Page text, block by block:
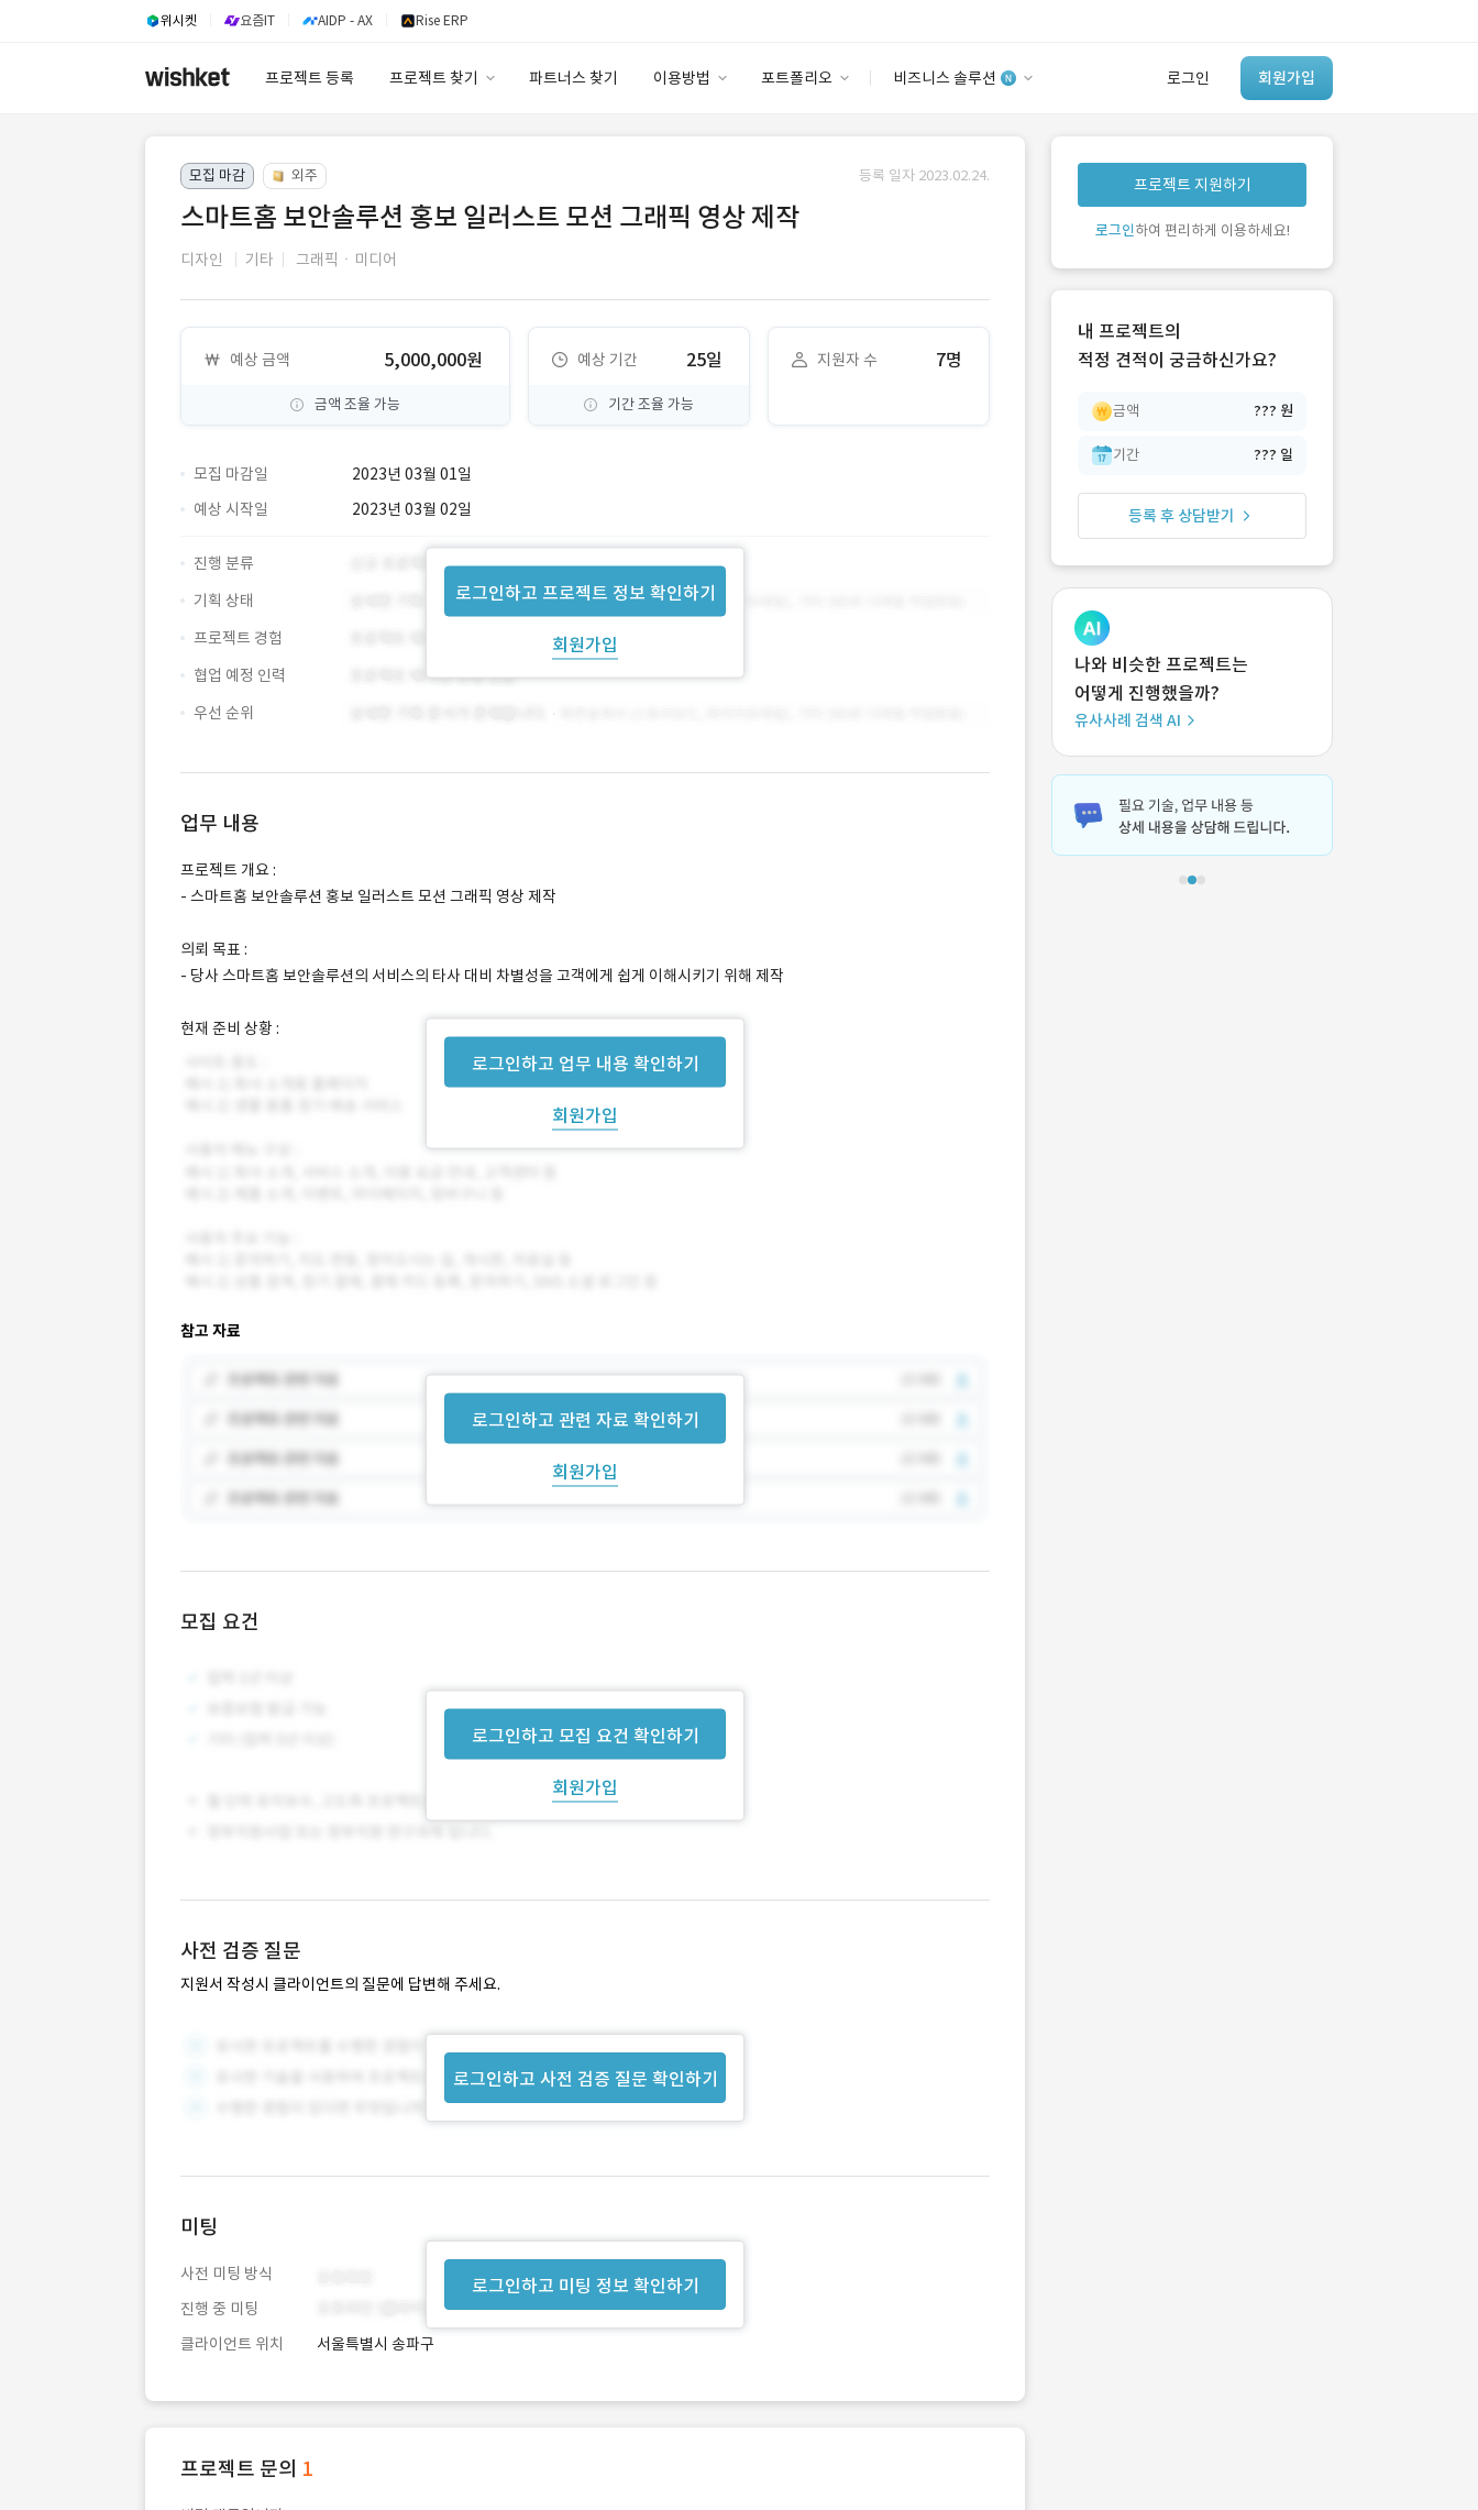
위시켓 요즘IT AIDP - AX Rise ERP
프로젝트 등록 프로젝트 찾기 파트너스 찾기 이용방법 포트폴리오 비즈니스 솔루션 로그인 회원가입
이용요금
고객센터
안심 코드 케어
유사사례 검색 AI
‘이런 거’ 만들어본
개발 회사 있어?
모집 마감 외주 등록 일자 2023.02.24.
스마트홈 보안솔루션 홍보 일러스트 모션 그래픽 영상 제작
디자인 기타 그래픽ㆍ미디어
예상 금액 5,000,000원
금액 조율 가능
예상 기간 25일
기간 조율 가능
지원자 수 7명
모집 마감일 2023년 03월 01일
로그인하고 프로젝트 정보 확인하기
회원가입
예상 시작일 2023년 03월 02일
진행 분류
기획 상태
프로젝트 경험
협업 예정 인력
우선 순위
업무 내용
로그인하고 업무 내용 확인하기
회원가입
프로젝트 개요 :
- 스마트홈 보안솔루션 홍보 일러스트 모션 그래픽 영상 제작
의뢰 목표 :
- 당사 스마트홈 보안솔루션의 서비스의 타사 대비 차별성을 고객에게 쉽게 이해시키기 위해 제작
현재 준비 상황 :
참고 자료
로그인하고 관련 자료 확인하기
회원가입
모집 요건
로그인하고 모집 요건 확인하기
회원가입
사전 검증 질문
지원서 작성시 클라이언트의 질문에 답변해 주세요.
로그인하고 사전 검증 질문 확인하기
로그인하고 미팅 정보 확인하기
미팅
사전 미팅 방식
진행 중 미팅
클라이언트 위치
서울특별시 송파구
프로젝트 문의 1
프로젝트 지원하기
로그인하여 편리하게 이용하세요!
내 프로젝트의
적정 견적이 궁금하신가요?
금액 ??? 원
기간 ??? 일
등록 후 상담받기
나와 비슷한 프로젝트는
어떻게 진행했을까?
유사사례 검색 AI